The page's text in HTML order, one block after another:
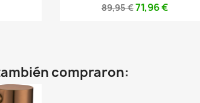
89,95 €71,96 €
compraron: